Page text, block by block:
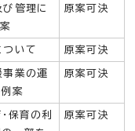
管理に
原案可決
ついて 原案可決
事業の運
案
原案可決
保育の利
原案可決